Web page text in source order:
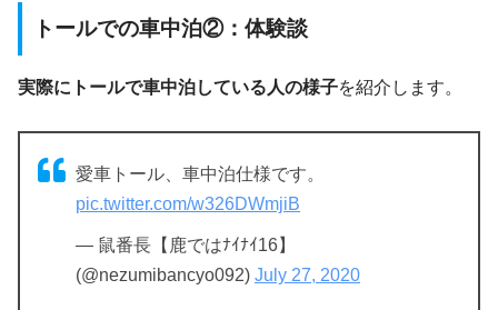
トールでの車中泊②：体験談
実際にトールで車中泊している人の様子を紹介します。
愛車トール、車中泊仕様です。
pic.twitter.com/w326DWmjiB
— 鼠番長【鹿ではﾅｲﾅｲ16】
(@nezumibancyo092) July 27, 2020